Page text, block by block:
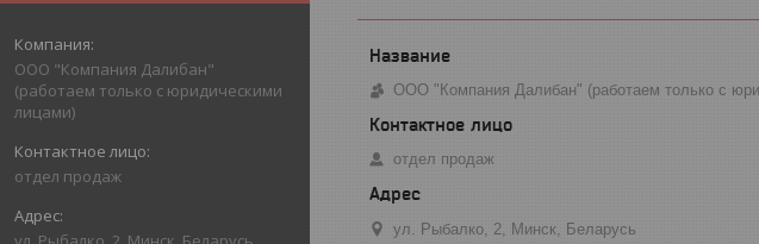
ООО "Компания Далибан"
(работаем только с юридическими
лицами)
отдел продаж
ООО "Компания Далибан" (работаем только с
отдел продаж
ул. Рыбалко, 2, Минск, Беларусь